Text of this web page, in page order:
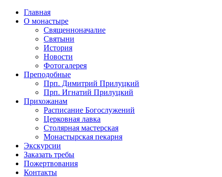
Главная
О монастыре
Священноначалие
Святыни
История
Новости
Фотогалерея
Преподобные
Прп. Димитрий Прилуцкий
Прп. Игнатий Прилуцкий
Прихожанам
Расписание Богослужений
Церковная лавка
Столярная мастерская
Монастырская пекарня
Экскурсии
Заказать требы
Пожертвования
Контакты